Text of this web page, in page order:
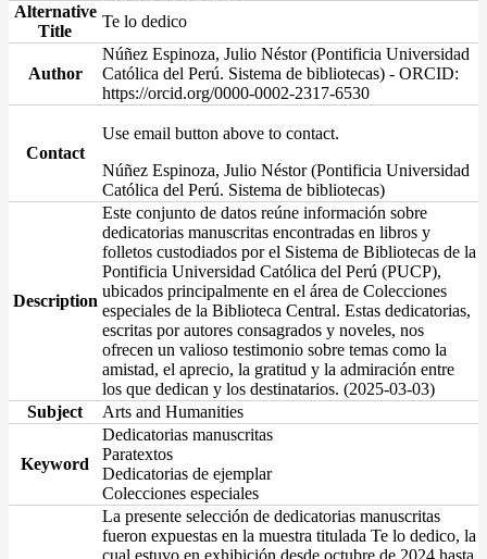
Alternative
Title
Te lo dedico
Author
Núñez Espinoza, Julio Néstor (Pontificia Universidad
Católica del Perú. Sistema de bibliotecas) - ORCID:
https://orcid.org/0000-0002-2317-6530
Contact
Use email button above to contact.
Núñez Espinoza, Julio Néstor (Pontificia Universidad
Católica del Perú. Sistema de bibliotecas)
Description
Este conjunto de datos reúne información sobre
dedicatorias manuscritas encontradas en libros y
folletos custodiados por el Sistema de Bibliotecas de la
Pontificia Universidad Católica del Perú (PUCP),
ubicados principalmente en el área de Colecciones
especiales de la Biblioteca Central. Estas dedicatorias,
escritas por autores consagrados y noveles, nos
ofrecen un valioso testimonio sobre temas como la
amistad, el aprecio, la gratitud y la admiración entre
los que dedican y los destinatarios. (2025-03-03)
Subject
Arts and Humanities
Keyword
Dedicatorias manuscritas
Paratextos
Dedicatorias de ejemplar
Colecciones especiales
La presente selección de dedicatorias manuscritas
fueron expuestas en la muestra titulada Te lo dedico, la
cual estuvo en exhibición desde octubre de 2024 hasta